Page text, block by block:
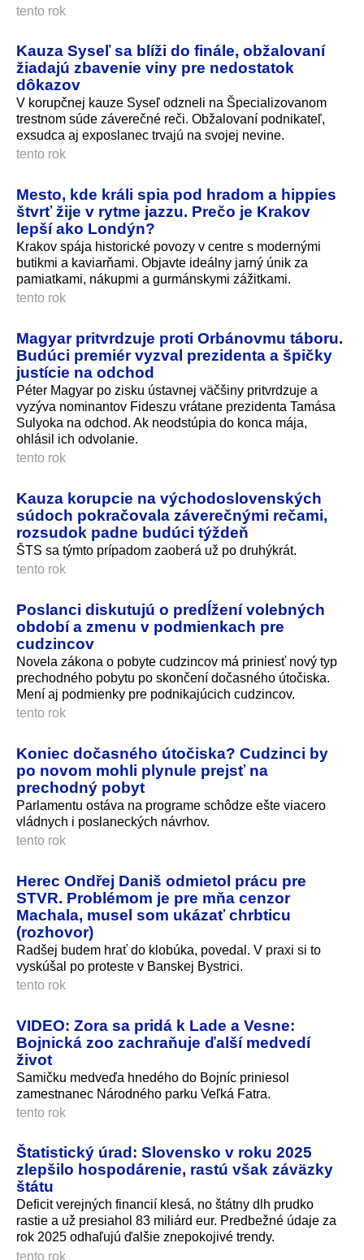
tento rok
Kauza Syseľ sa blíži do finále, obžalovaní
žiadajú zbavenie viny pre nedostatok
dôkazov
V korupčnej kauze Syseľ odzneli na Špecializovanom
trestnom súde záverečné reči. Obžalovaní podnikateľ,
exsudca aj exposlanec trvajú na svojej nevine.
tento rok
Mesto, kde králi spia pod hradom a hippies
štvrť žije v rytme jazzu. Prečo je Krakov
lepší ako Londýn?
Krakov spája historické povozy v centre s modernými
butikmi a kaviarňami. Objavte ideálny jarný únik za
pamiatkami, nákupmi a gurmánskymi zážitkami.
tento rok
Magyar pritvrdzuje proti Orbánovmu táboru.
Budúci premiér vyzval prezidenta a špičky
justície na odchod
Péter Magyar po zisku ústavnej väčšiny pritvrdzuje a
vyzýva nominantov Fideszu vrátane prezidenta Tamása
Sulyoka na odchod. Ak neodstúpia do konca mája,
ohlásil ich odvolanie.
tento rok
Kauza korupcie na východoslovenských
súdoch pokračovala záverečnými rečami,
rozsudok padne budúci týždeň
ŠTS sa týmto prípadom zaoberá už po druhýkrát.
tento rok
Poslanci diskutujú o predĺžení volebných
období a zmenu v podmienkach pre
cudzincov
Novela zákona o pobyte cudzincov má priniesť nový typ
prechodného pobytu po skončení dočasného útočiska.
Mení aj podmienky pre podnikajúcich cudzincov.
tento rok
Koniec dočasného útočiska? Cudzinci by
po novom mohli plynule prejsť na
prechodný pobyt
Parlamentu ostáva na programe schôdze ešte viacero
vládnych i poslaneckých návrhov.
tento rok
Herec Ondřej Daniš odmietol prácu pre
STVR. Problémom je pre mňa cenzor
Machala, musel som ukázať chrbticu
(rozhovor)
Radšej budem hrať do klobúka, povedal. V praxi si to
vyskúšal po proteste v Banskej Bystrici.
tento rok
VIDEO: Zora sa pridá k Lade a Vesne:
Bojnická zoo zachraňuje ďalší medvedí
život
Samičku medveďa hnedého do Bojníc priniesol
zamestnanec Národného parku Veľká Fatra.
tento rok
Štatistický úrad: Slovensko v roku 2025
zlepšilo hospodárenie, rastú však záväzky
štátu
Deficit verejných financií klesá, no štátny dlh prudko
rastie a už presiahol 83 miliárd eur. Predbežné údaje za
rok 2025 odhaľujú ďalšie znepokojivé trendy.
tento rok